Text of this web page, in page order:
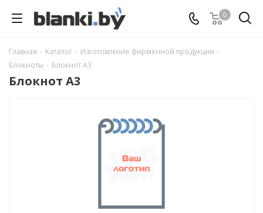
0
Главная - Каталог - Изготовление фирменной продукции -
Блокноты - Блокнот А3
Блокнот А3